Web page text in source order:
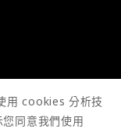
用 cookies 分析技
同意我們使用